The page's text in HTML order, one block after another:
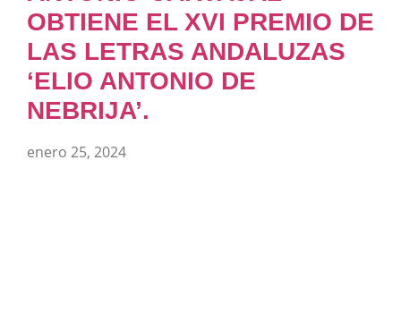
OBTIENE EL XVI PREMIO DE
LAS LETRAS ANDALUZAS
‘ELIO ANTONIO DE
NEBRIJA’.
enero 25, 2024